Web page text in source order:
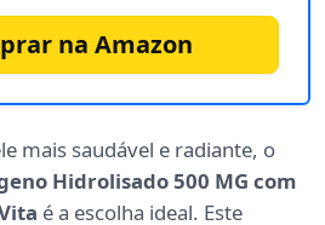
na Amazon
mais saudável e radiante, o
Hidrolisado 500 MG com
é a escolha ideal. Este